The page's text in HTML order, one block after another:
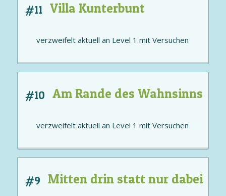
#11 Villa Kunterbunt
verzweifelt aktuell an Level 1 mitVersuchen
#10 Am Rande des Wahnsinns
verzweifelt aktuell an Level 1 mitVersuchen
#9 Mitten drin statt nur dabei